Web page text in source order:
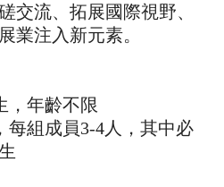
交流、拓展國際視野、
業注入新元素。
，年齡不限
每組成員3-4人，其中必